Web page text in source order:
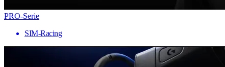
PRO-Serie
SIM-Racing